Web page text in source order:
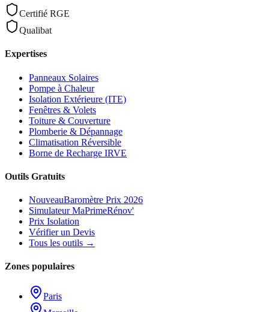
Certifié RGE
Qualibat
Expertises
Panneaux Solaires
Pompe à Chaleur
Isolation Extérieure (ITE)
Fenêtres & Volets
Toiture & Couverture
Plomberie & Dépannage
Climatisation Réversible
Borne de Recharge IRVE
Outils Gratuits
NouveauBaromètre Prix 2026
Simulateur MaPrimeRénov'
Prix Isolation
Vérifier un Devis
Tous les outils →
Zones populaires
Paris